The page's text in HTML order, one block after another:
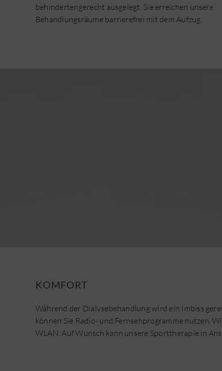
behindertengerecht ausgelegt. Sie erreichen unsere
Behandlungsräume barrierefrei mit dem Aufzug.
KOMFORT
Während der Dialysebehandlung wird ein Imbiss
können Sie Radio- und Fernsehprogramme nutzen.
WLAN. Auf Wunsch kann unsere Sporttherapie in